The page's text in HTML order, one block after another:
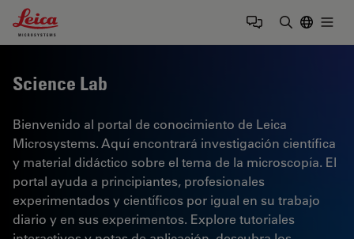
Leica Microsystems Logo
Science Lab
Bienvenido al portal de conocimiento de Leica
Microsystems. Aquí encontrará investigación científica
y material didáctico sobre el tema de la microscopía. El
portal ayuda a principiantes, profesionales
experimentados y científicos por igual en su trabajo
diario y en sus experimentos. Explore tutoriales